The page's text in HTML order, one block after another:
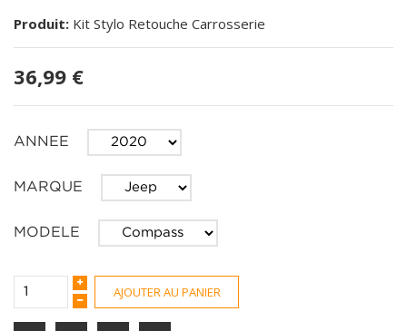
Produit: Kit Stylo Retouche Carrosserie
36,99 €
ANNEE
MARQUE
MODELE
AJOUTER AU PANIER